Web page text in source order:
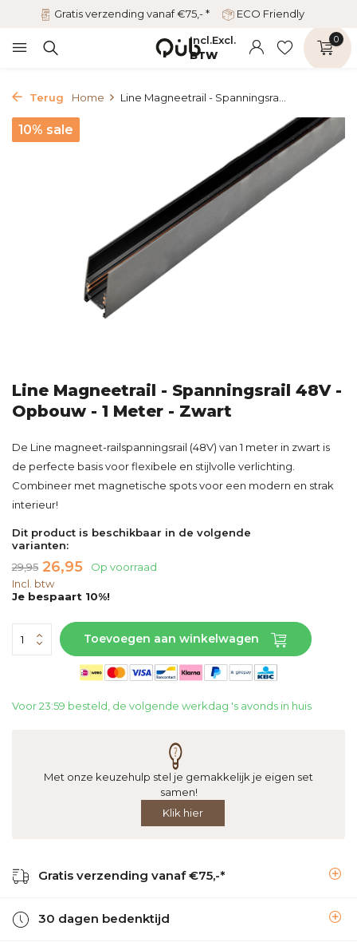
Gratis verzending vanaf €75,- * ECO Friendly
Incl.Excl.
BTW
0
Terug Home Line Magneetrail - Spanningsra...
10% sale
Line Magneetrail - Spanningsrail 48V -
Opbouw - 1 Meter - Zwart
De Line magneet-railspanningsrail (48V) van 1 meter in zwart is
de perfecte basis voor flexibele en stijlvolle verlichting.
Combineer met magnetische spots voor een modern en strak
interieur!
Dit product is beschikbaar in de volgende
varianten:
29,95 26,95
Op voorraad
Incl. btw
Je bespaart 10%!
Toevoegen aan winkelwagen
Voor 23:59 besteld, de volgende werkdag 's avonds in huis
Met onze keuzehulp stel je gemakkelijk je eigen set
samen!
Klik hier
Gratis verzending vanaf €75,-*
30 dagen bedenktijd